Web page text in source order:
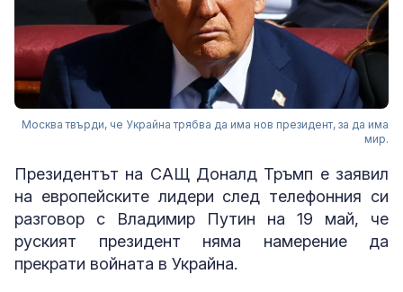
Москва твърди, че Украйна трябва да има нов президент, за да има
мир.
Президентът на САЩ Доналд Тръмп е заявил
на европейските лидери след телефонния си
разговор с Владимир Путин на 19 май, че
руският президент няма намерение да
прекрати войната в Украйна.